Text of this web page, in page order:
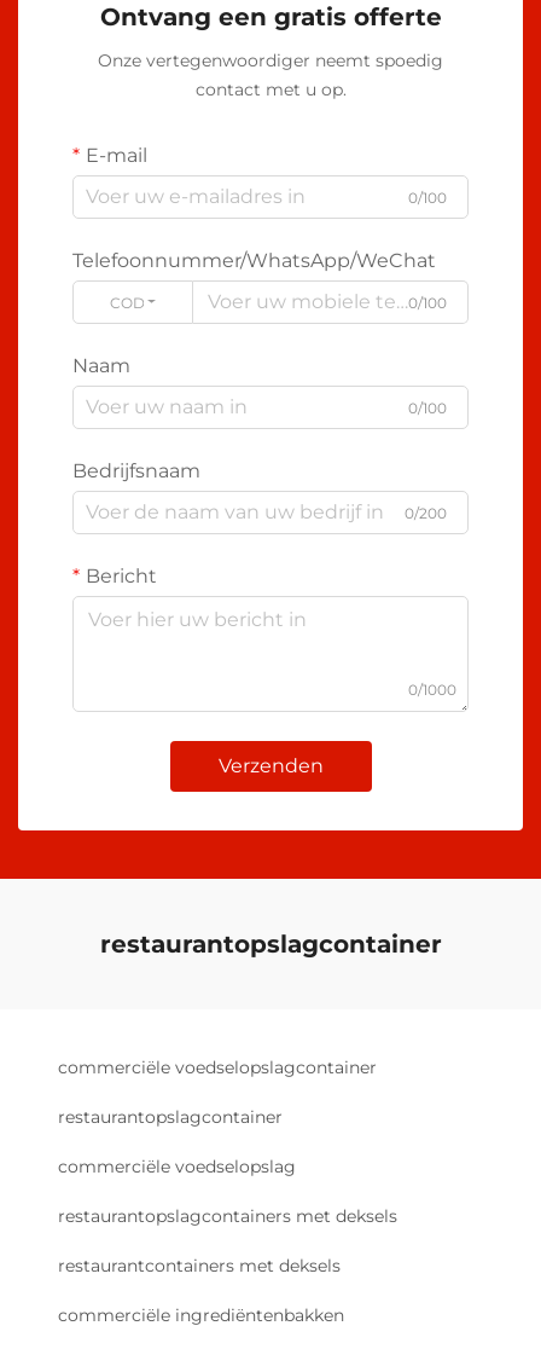
Ontvang een gratis offerte
Onze vertegenwoordiger neemt spoedig
contact met u op.
E-mail
0/100
Telefoonnummer/WhatsApp/WeChat
CODE 0/100
Naam
0/100
Bedrijfsnaam
0/200
Bericht
0/1000
Verzenden
restaurantopslagcontainer
commerciële voedselopslagcontainer
restaurantopslagcontainer
commerciële voedselopslag
restaurantopslagcontainers met deksels
restaurantcontainers met deksels
commerciële ingrediëntenbakken